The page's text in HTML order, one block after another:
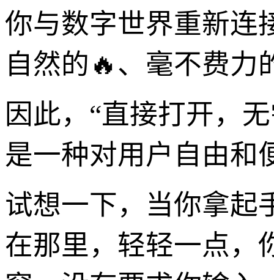
你与数字世界重新连
自然的🔥、毫不费力
因此，“直接打开，
是一种对用户自由和
试想一下，当你拿起
在那里，轻轻一点，